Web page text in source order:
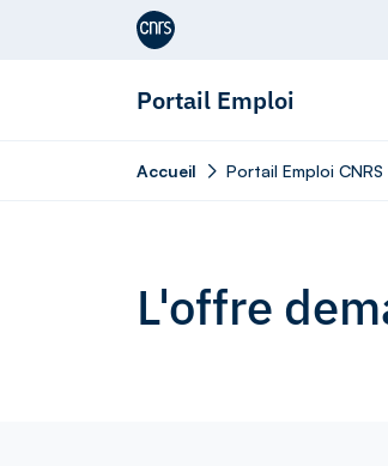
Aller au contenu
Portail Emploi
Accueil Portail Emploi
L'offre